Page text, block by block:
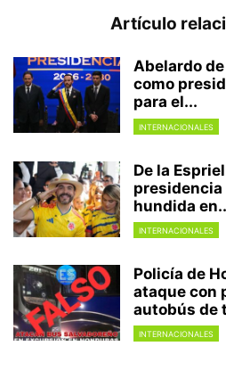
Artículo
Abelardo
como
para el...
INTERNACIONALES
De la
presidencia
hundida
INTERNACIONALES
Policía de
ataque con
autobús de
INTERNACIONALES